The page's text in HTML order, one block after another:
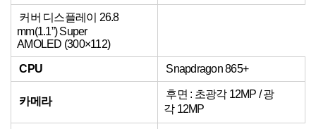
커버 디스플레이 26.8
mm(1.1”) Super
AMOLED (300×112)
CPU Snapdragon 865+
카메라
후면 : 초광각 12MP / 광
각 12MP